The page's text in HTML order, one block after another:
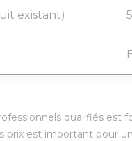
existant)
qualifiés
prix est important pour